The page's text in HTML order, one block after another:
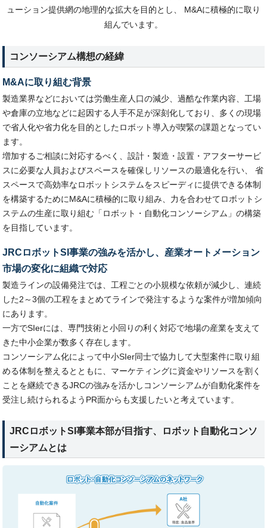
ューション提供網の地理的な拡大を目的とし、
M&Aに積極的に取り
組んでいます。
コンソーシアム構想の経緯
M&Aに取り組む背景
製造業界などにおいては労働生産人口の減少、過酷な作業内容、工場
や倉庫の立地などに起因する人手不足が深刻化しており、多くの現場
で省人化や省力化を目的としたロボット導入が喫緊の課題となってい
ます。
増加するご相談に対応するべく、設計・製造・設置・アフターサービ
スに必要な人員およびスペースを確保しリソースの最適化を行い、 省
スペースで高効率なロボットシステムをスピーディに提供できる体制
を構築するためにM&Aに積極的に取り組み、力を合わせてロボットシ
ステムの生産に取り組む「ロボット・自動化コンソーシアム」の構築
を目指しています。
JRCロボットSI事業の強みを活かし、産業オートメーション
市場の変化に組織で対応
製造ラインの設備発注では、工程ごとの小規模な依頼が減少し、連続
した2～3個の工程をまとめてラインで発注するような案件が増加傾向
にあります。
一方でSIerには、専門技術と小回りの利く対応で地場の産業を支えて
きた中小企業が数多く存在します。
コンソーシアム化によって中小SIer同士で協力して大型案件に取り組
める体制を整えるとともに、マーケティングに資金やリソースを割く
ことを継続できるJRCの強みを活かしコンソーシアムが自動化案件を
受注し続けられるようPR面からも支援したいと考えています。
JRCロボットSI事業本部が目指す、ロボット自動化コンソ
ーシアムとは